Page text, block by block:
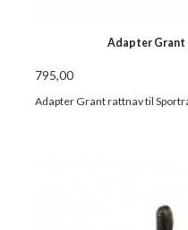
Adapter
795,00
Adapter Grant rattnav til